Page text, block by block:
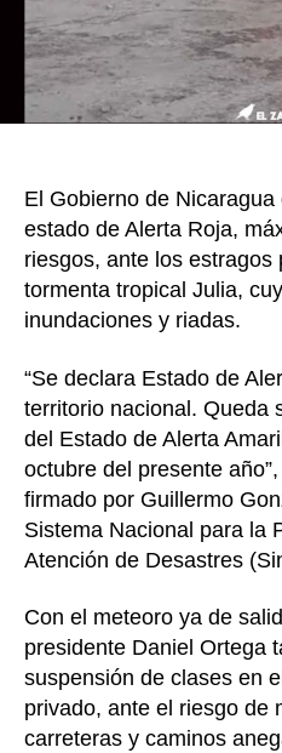
El Gobierno de Nicaragua
estado de Alerta Roja,
riesgos, ante los estragos
tormenta tropical Julia,
inundaciones y riadas.
“Se declara Estado de
territorio nacional. Queda
del Estado de Alerta
octubre del presente
firmado por Guillermo
Sistema Nacional para la
Atención de Desastres
Con el meteoro ya de
presidente Daniel Ortega
suspensión de clases en
privado, ante el riesgo de
carreteras y caminos